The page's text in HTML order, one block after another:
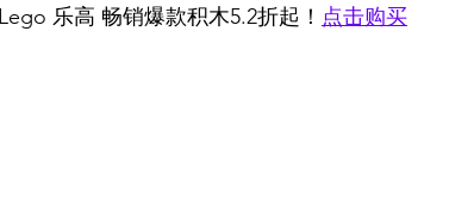
乐高 畅销爆款积木5.2折起！ 点击购买